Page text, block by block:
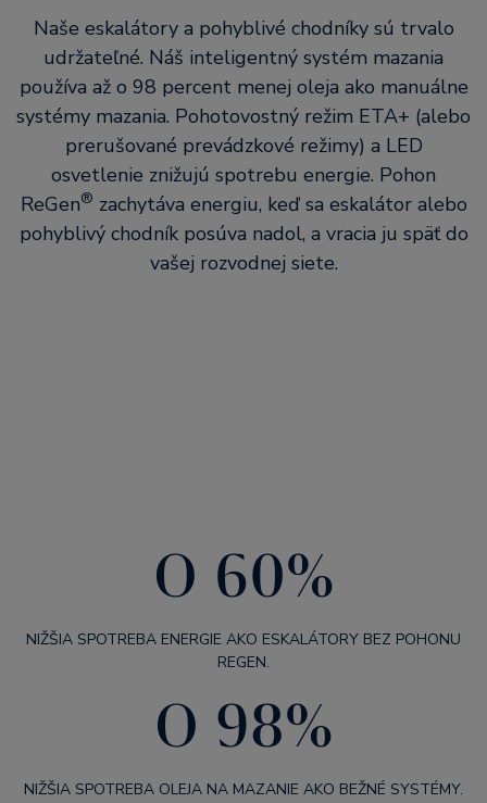
Naše eskalátory a pohyblivé chodníky sú trvalo
udržateľné. Náš inteligentný systém mazania
používa až o 98 percent menej oleja ako manuálne
systémy mazania. Pohotovostný režim ETA+ (alebo
prerušované prevádzkové režimy) a LED
osvetlenie znižujú spotrebu energie. Pohon
ReGen® zachytáva energiu, keď sa eskalátor alebo
pohyblivý chodník posúva nadol, a vracia ju späť do
vašej rozvodnej siete.
O 60%
NIŽŠIA SPOTREBA ENERGIE AKO ESKALÁTORY BEZ POHONU
REGEN.
O 98%
NIŽŠIA SPOTREBA OLEJA NA MAZANIE AKO BEŽNÉ SYSTÉMY.